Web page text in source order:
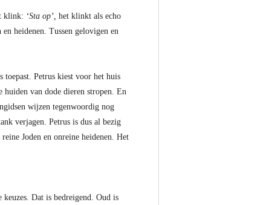
klink: ‘Sta op’, het klinkt als echo
heidenen. Tussen gelovigen en
Petrus kiest voor het huis
van dode dieren stropen. En
wijzen tegenwoordig nog
verjagen. Petrus is dus al bezig
Joden en onreine heidenen. Het
Dat is bedreigend. Oud is